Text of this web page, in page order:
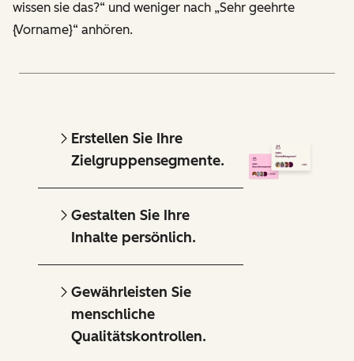
wissen sie das?“ und weniger nach „Sehr geehrte
{Vorname}“ anhören.
Erstellen Sie Ihre
Zielgruppensegmente.
Gestalten Sie Ihre
Inhalte persönlich.
Gewährleisten Sie
menschliche
Qualitätskontrollen.